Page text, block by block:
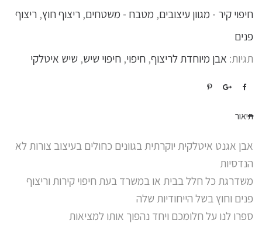
חיפוי קיר - מגוון עיצובים, מטבח - משטחים, ריצוף חוץ, ריצוף
פנים
תגיות: אבן מיוחדת לריצוף, חיפוי, חיפוי שיש, שיש איטלקי
תיאור
אבן אגנט איטלקית יוקרתית בגוונים כחולים בעיצוב צורות לא
הנדסיות
משדרגת כל חלל בבית או במשרד בעת חיפוי קירות וריצוף
פנים וחוץ בשל הייחודיות שלה
ספרו לנו על חלומכם ויחד נהפוך אותו למציאות